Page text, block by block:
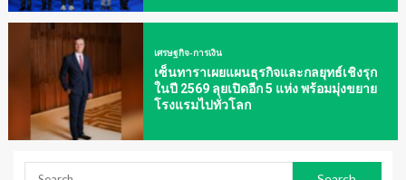
เศรษฐกิจ-การเงิน
เซ็นทาราเผยแผนธุรกิจและกลยุทธ์เชิงรุก
ในปี 2569 ลุยเปิดอีก 5 แห่ง พร้อมมุ่งขยาย
โรงแรมไปทั่วโลก